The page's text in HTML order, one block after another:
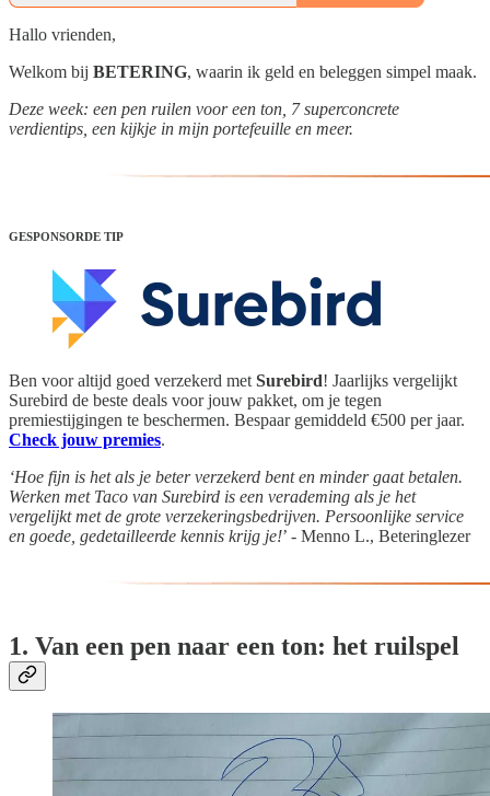
Hallo vrienden,
Welkom bij BETERING, waarin ik geld en beleggen simpel maak.
Deze week: een pen ruilen voor een ton, 7 superconcrete
verdientips, een kijkje in mijn portefeuille en meer.
GESPONSORDE TIP
Ben voor altijd goed verzekerd metSurebird! Jaarlijks vergelijkt
Surebird de beste deals voor jouw pakket, om je tegen
premiestijgingen te beschermen. Bespaar gemiddeld €500 per jaar.
Check jouw premies.
‘Hoe fijn is het als je beter verzekerd bent en minder gaat betalen.
Werken met Taco van Surebird is een verademing als je het
vergelijkt met de grote verzekeringsbedrijven. Persoonlijke service
en goede, gedetailleerde kennis krijg je!’ - Menno L., Beteringlezer
1. Van een pen naar een ton: het ruilspel